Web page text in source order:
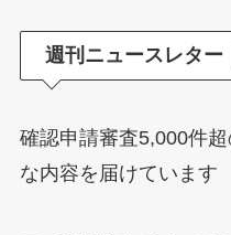
週刊ニュースレタ
確認申請審査5,000件
な内容を届けています